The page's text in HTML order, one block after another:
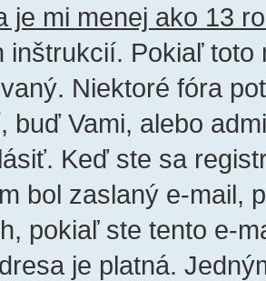
je mi menej ako 13
inštrukcií. Pokiaľ
Niektoré fóra
buď Vami, alebo
Keď ste sa
bol zaslaný e-mail,
pokiaľ ste tento e-
je platná.